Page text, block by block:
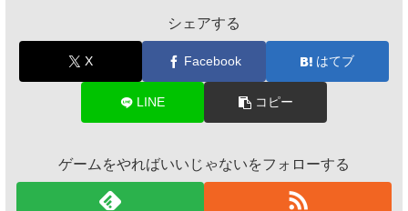
シェアする
X Facebook はてブ
LINE コピー
ゲームをやればいいじゃないをフォローする